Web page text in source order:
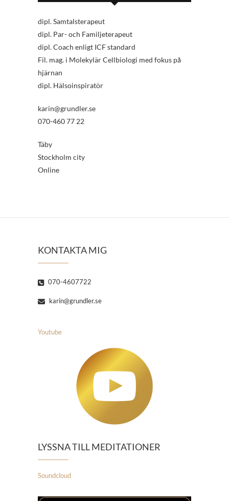
dipl. Samtalsterapeut
dipl. Par- och Familjeterapeut
dipl. Coach enligt ICF standard
Fil. mag. i Molekylär Cellbiologi med fokus på
hjärnan
dipl. Hälsoinspiratör
karin@grundler.se
070-460 77 22
Täby
Stockholm city
Online
KONTAKTA MIG
070-4607722
karin@grundler.se
Youtube
LYSSNA TILL MEDITATIONER
Soundcloud